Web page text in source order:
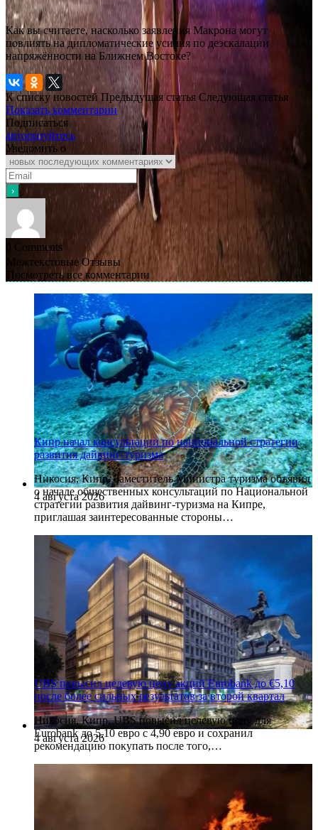
Как вы считаете, насколько заявления Макрона могут
повлиять на дипломатические усилия по деэскалации
напряжённости на Ближнем Востоке?
К списку новостей Предыдущая статья Следующая статья
Показать комментарии
Подписаться
авторизуйтесь
Уведомить о
Comments
Межтекстовые Отзывы
Посмотреть все комментарии
4 августа 2026
Кипр начал консультации по национальной стратегии
развития дайвинг-туризма
Никосия, Кипр. Заместитель Министра туризма объявил
о начале общественных консультаций по Национальной
стратегии развития дайвинг-туризма на Кипре,
приглашая заинтересованные стороны…
4 августа 2026
UBS повысил целевую цену акций Eurobank до €5,10
после более сильных результатов за второй квартал
Никосия, Кипр. UBS повысил целевую цену для
Eurobank до 5,10 евро с 4,90 евро и сохранил
рекомендацию покупать после того,…